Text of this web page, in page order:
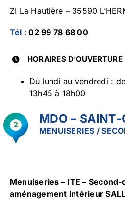
ZI La Hautière – 35590
Tél :02 99 78 68 00
HORAIRES D’OUVERTURE
Du lundi au vendredi :
13h45 à 18h00
MDO – SAINT-
MENUISERIES /
Menuiseries – ITE –
aménagement intérieur